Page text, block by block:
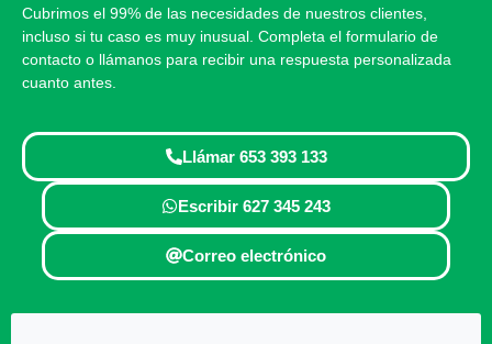
Cubrimos el 99% de las necesidades de nuestros clientes,
incluso si tu caso es muy inusual. Completa el formulario de
contacto o llámanos para recibir una respuesta personalizada
cuanto antes.
Llámar 653 393 133
Escribir 627 345 243
Correo electrónico